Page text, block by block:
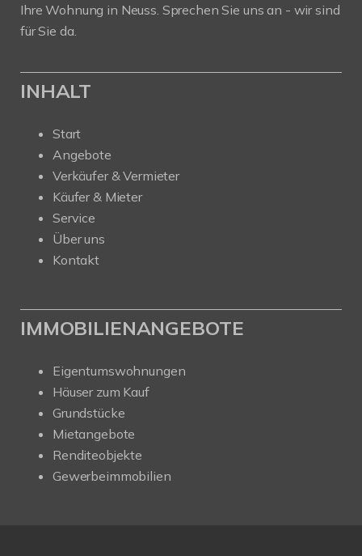
Ihre Wohnung in Neuss. Sprechen Sie uns an - wir sind
für Sie da.
INHALT
Start
Angebote
Verkäufer & Vermieter
Käufer & Mieter
Service
Über uns
Kontakt
IMMOBILIENANGEBOTE
Eigentumswohnungen
Häuser zum Kauf
Grundstücke
Mietangebote
Renditeobjekte
Gewerbeimmobilien